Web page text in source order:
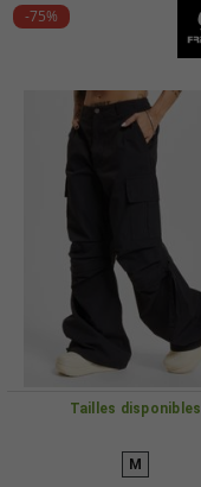
-75%
Tailles disponibles
M